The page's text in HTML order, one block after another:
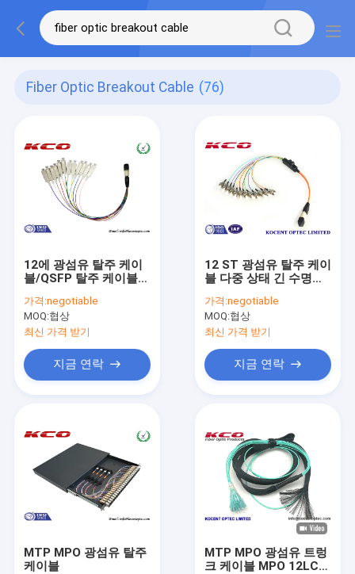
Fiber Optic Breakout Cable (76)
12에 광섬유 탈주 케이
블/QSFP 탈주 케이블
어집니다
가격:negotiable
MOQ:협상
최신 가격 받기
지금 연락
12 ST 광섬유 탈주 케이
블 다중 상태 긴 수명에
MPO
가격:negotiable
MOQ:협상
최신 가격 받기
지금 연락
MTP MPO 광섬유 탈주
케이블
MTP MPO 광섬유 트렁
크 케이블 MPO 12LC